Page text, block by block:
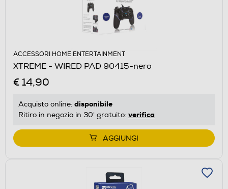
ACCESSORI HOME ENTERTAINMENT
XTREME - WIRED PAD 90415-nero
€ 14,90
Acquisto online: disponibile
Ritiro in negozio in 30' gratuito: verifica
AGGIUNGI